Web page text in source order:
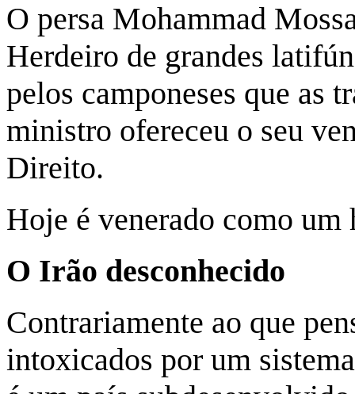
O persa Mohammad
Herdeiro de grandes
pelos camponeses que as
ministro ofereceu o seu
Direito.
Hoje é venerado como um
O Irão desconhecido
Contrariamente ao que
intoxicados por um